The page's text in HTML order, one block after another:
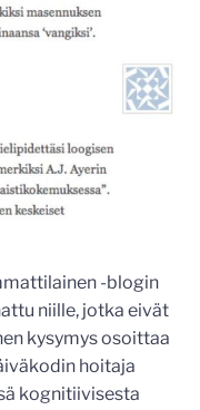
-blogin
niille, jotka eivät
kysymys osoittaa
hoitaja
kognitiivisesta